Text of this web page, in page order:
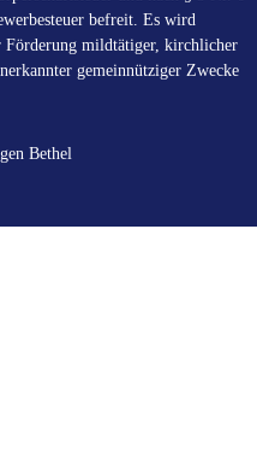
befreit. Es wird
Förderung mildtätiger, kirchlicher
gemeinnütziger Zwecke
Bethel